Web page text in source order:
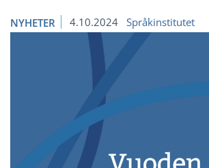
NYHETER 4.10.2024 Språkinstitutet